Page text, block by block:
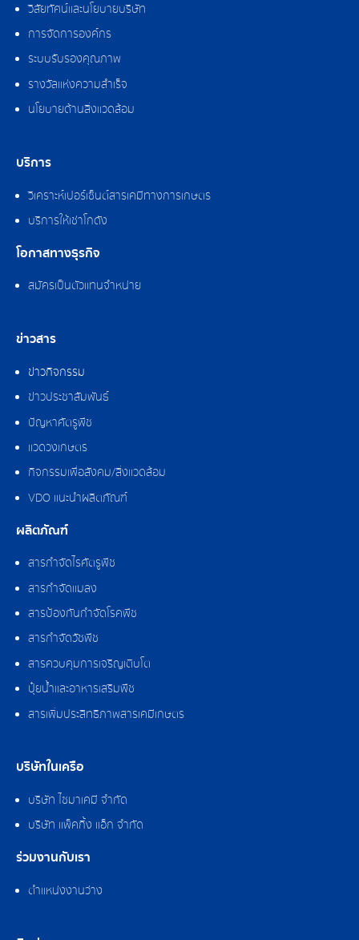
วิสัยทัศน์และนโยบายบริษัท
การจัดการองค์กร
ระบบรับรองคุณภาพ
รางวัลแห่งความสำเร็จ
นโยบายด้านสิ่งแวดล้อม
บริการ
วิเคราะห์เปอร์เซ็นต์สารเคมีทางการเกษตร
บริการให้เช่าโกดัง
โอกาสทางธุรกิจ
สมัครเป็นตัวแทนจำหน่าย
ข่าวสาร
ข่าวกิจกรรม
ข่าวประชาสัมพันธ์
ปัญหาศัตรูพืช
แวดวงเกษตร
กิจกรรมเพื่อสังคม/สิ่งแวดล้อม
VDO แนะนำผลิตภัณฑ์
ผลิตภัณฑ์
สารกำจัดไรศัตรูพืช
สารกำจัดแมลง
สารป้องกันกำจัดโรคพืช
สารกำจัดวัชพืช
สารควบคุมการเจริญเติบโต
ปุ๋ยน้ำและอาหารเสริมพืช
สารเพิ่มประสิทธิภาพสารเคมีเกษตร
บริษัทในเครือ
บริษัท ไซมาเคมี จำกัด
บริษัท แพ็คกิ้ง แอ็ก จำกัด
ร่วมงานกับเรา
ตำแหน่งงานว่าง